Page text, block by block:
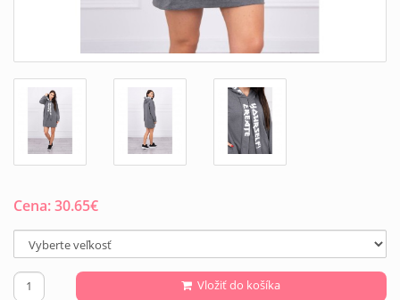
Cena:30.65€
Vložiť do košíka